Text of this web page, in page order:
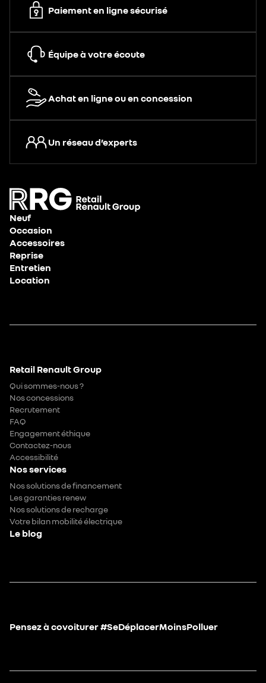
Paiement en ligne sécurisé
Équipe à votre écoute
Achat en ligne ou en concession
Un réseau d’experts
Neuf
Occasion
Accessoires
Reprise
Entretien
Location
Retail Renault Group
Qui sommes-nous ?
Nos concessions
Recrutement
FAQ
Engagement éthique
Contactez-nous
Accessibilité
Nos services
Nos solutions de financement
Les garanties renew
Nos solutions de recharge
Votre bilan mobilité électrique
Le blog
Pensez à covoiturer #SeDéplacerMoinsPolluer